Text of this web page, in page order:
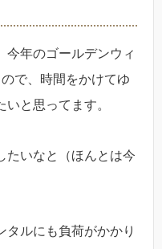
今年のゴールデンウィ
で、時間をかけてゆ
と思ってます。
たいなと（ほんとは今
タルにも負荷がかかり